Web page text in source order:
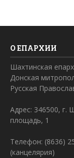
О ЕПАРХИИ
Шахтинская
Донская
Русская
Адрес: 346500, г.
площадь, 1
Телефон: (8636)
(канцелярия)